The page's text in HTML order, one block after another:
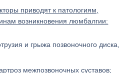
приводят к патологиям,
возникновения люмбалгии:
и грыжа позвоночного диска,
межпозвоночных суставов;